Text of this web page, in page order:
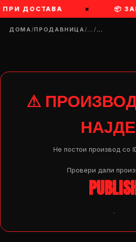
ПРИ ДОСТАВА × 📦
ДОМА/ПРОДАВНИЦА/…/…
⚠
Не постои производ со
Провери дали
.